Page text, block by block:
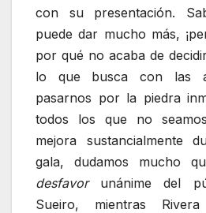
con su presentación.
puede dar mucho más,
por qué no acaba de
lo que busca con las
pasarnos por la piedra
todos los que no
mejora sustancialmente
gala, dudamos mucho
desfavorunánime del
Sueiro, mientras